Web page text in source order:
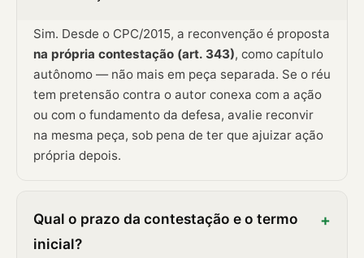
Sim. Desde o CPC/2015, a reconvenção é proposta
na própria contestação (art. 343), como capítulo
autônomo — não mais em peça separada. Se o réu
tem pretensão contra o autor conexa com a ação
ou com o fundamento da defesa, avalie reconvir
na mesma peça, sob pena de ter que ajuizar ação
própria depois.
Qual o prazo da contestação e o termo
inicial?
+